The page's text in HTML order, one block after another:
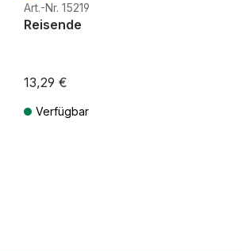
Art.-Nr. 15219
Reisende
13,29 €
Verfügbar